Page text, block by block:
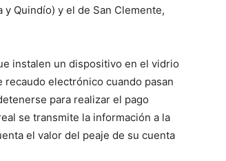
Quindío) y el de San Clemente,
instalen un dispositivo en el vidrio
electrónico cuando pasan
para realizar el pago
se transmite la información a la
el valor del peaje de su cuenta